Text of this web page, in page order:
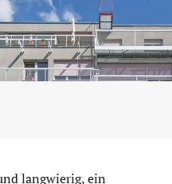
langwierig, ein